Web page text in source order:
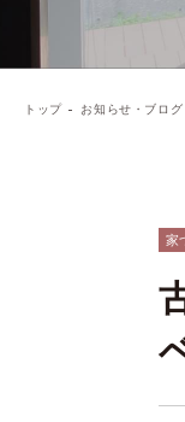
トップ お知らせ・ブロ
家